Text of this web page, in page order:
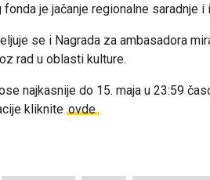
fonda je jačanje regionalne saradnje
se i Nagrada za ambasadora
rad u oblasti kulture.
najkasnije do 15. maja u 23:59
kliknite ovde.